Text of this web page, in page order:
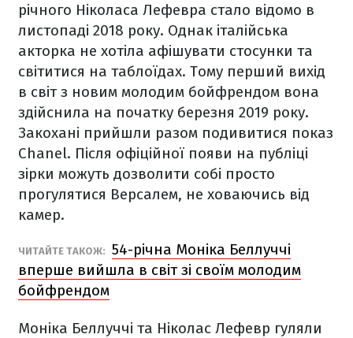
річного Ніколаса Лефевра стало відомо в
листопаді 2018 року. Однак італійська
акторка не хотіла афішувати стосунки та
світитися на таблоїдах. Тому перший вихід
в світ з новим молодим бойфрендом вона
здійснила на початку березня 2019 року.
Закохані прийшли разом подивитися показ
Chanel. Після офіційної появи на публіці
зірки можуть дозволити собі просто
прогулятися Версалем, не ховаючись від
камер.
ЧИТАЙТЕ ТАКОЖ: 54-річна Моніка Беллуччі
вперше вийшла в світ зі своїм молодим
бойфрендом
Моніка Беллуччі та Ніколас Лефевр гуляли